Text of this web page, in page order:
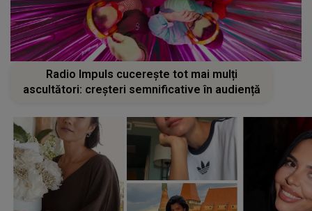
Radio Impuls cucerește tot mai mulți
ascultători: creșteri semnificative în audiență